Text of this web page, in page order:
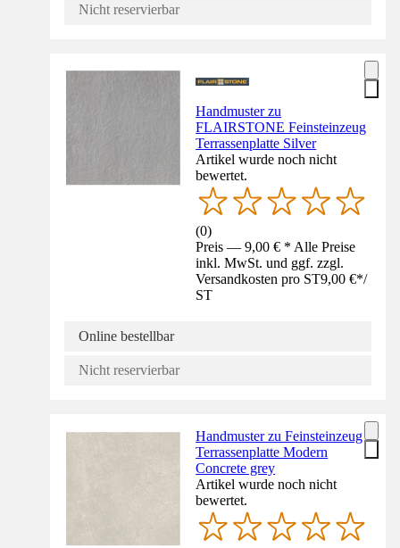
Nicht reservierbar
Handmuster zu
FLAIRSTONE Feinsteinzeug
Terrassenplatte Silver
Artikel wurde noch nicht
bewertet.
(0)
Preis — 9,00 € * Alle Preise
inkl. MwSt. und ggf. zzgl.
Versandkosten pro ST9,00 €*/
ST
Online bestellbar
Nicht reservierbar
Handmuster zu Feinsteinzeug
Terrassenplatte Modern
Concrete grey
Artikel wurde noch nicht
bewertet.